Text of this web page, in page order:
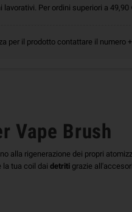
lavorativi. Per ordini superiori a
per il prodotto contattare il numero
Vape Brush
alla rigenerazione dei propri
la tua coil dai detriti grazie